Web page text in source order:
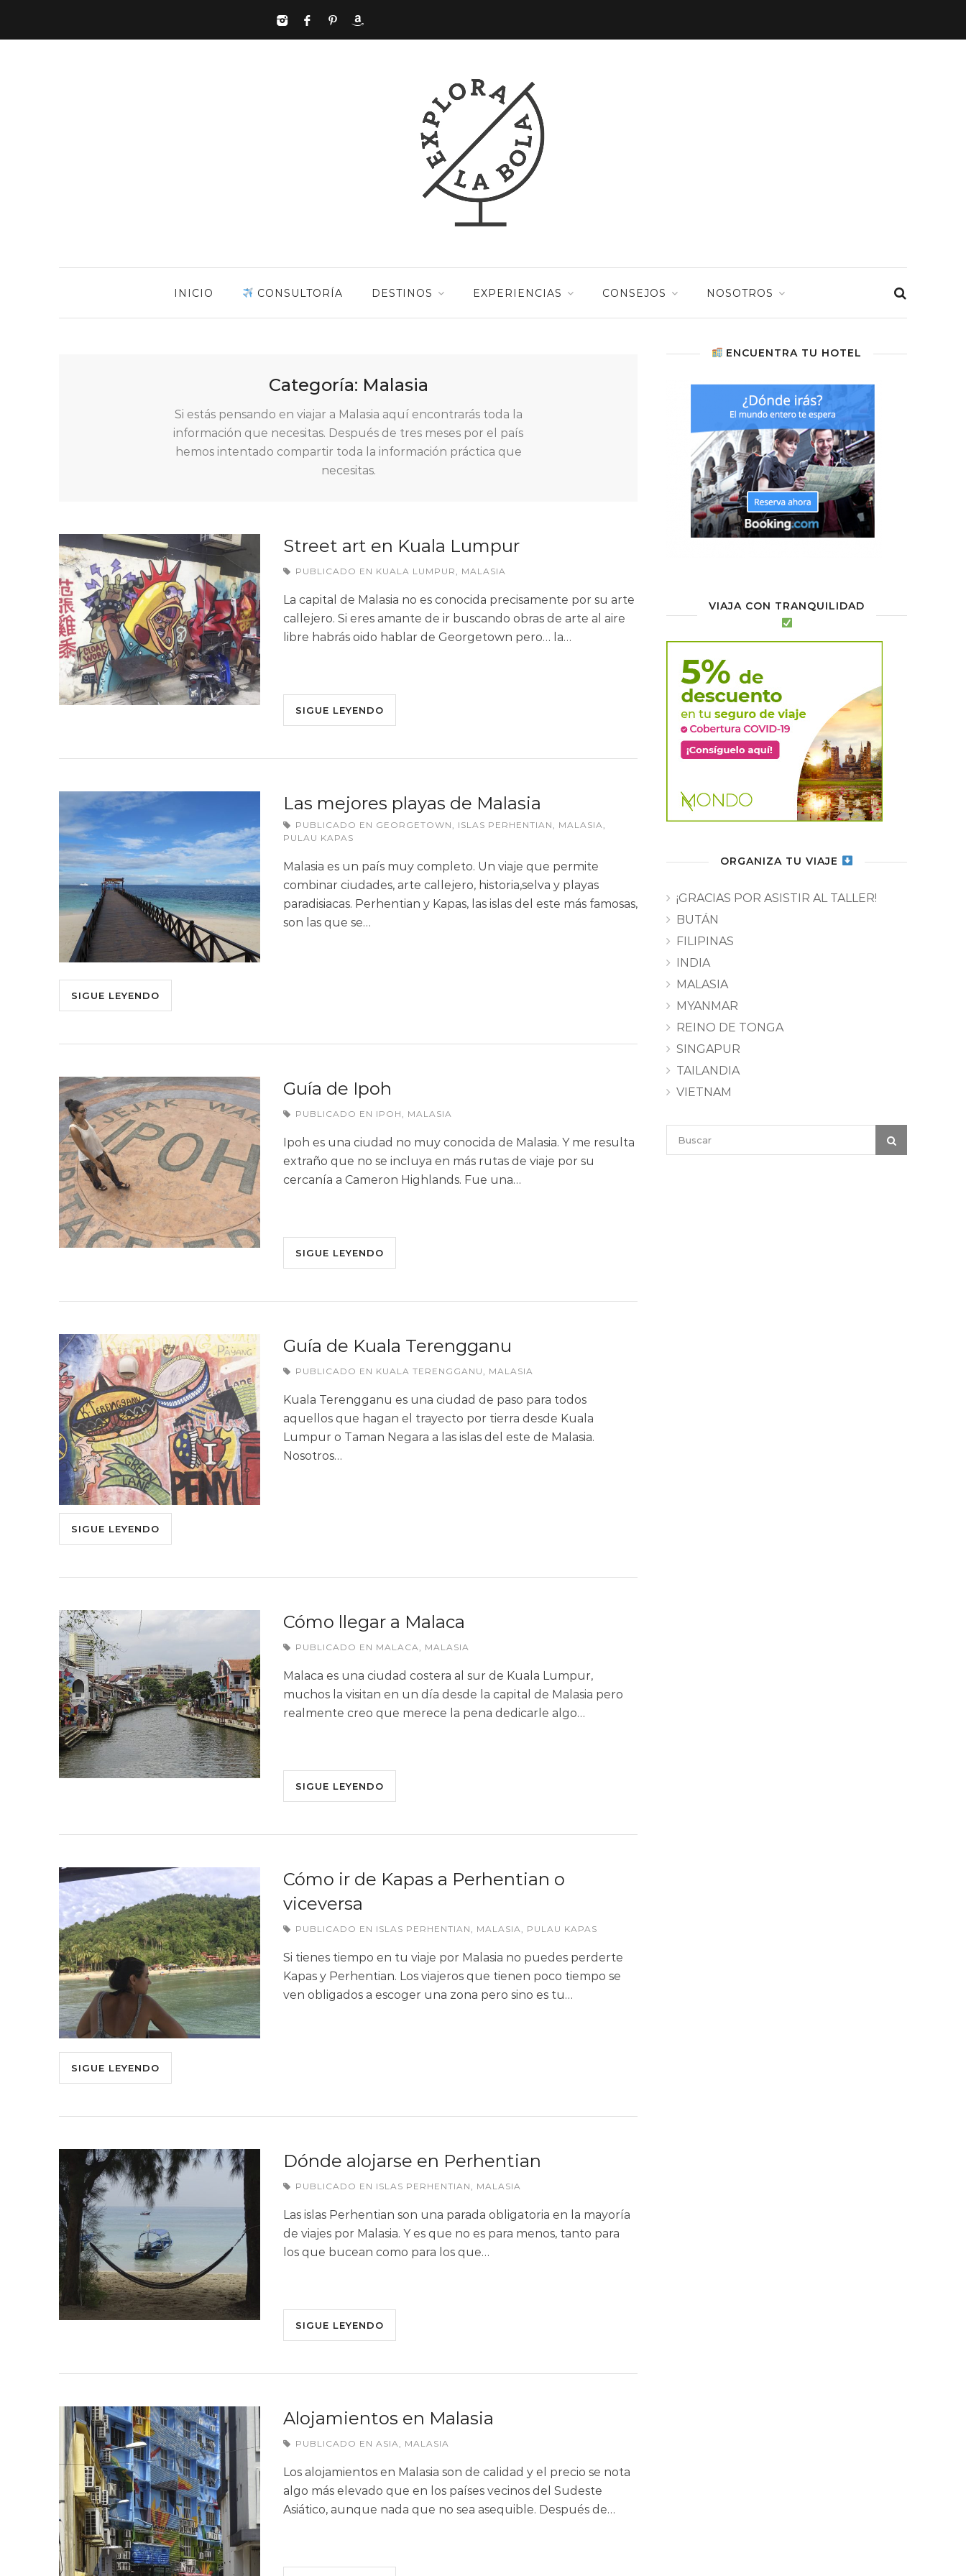
INICIO CONSULTORÍA DESTINOS EXPERIENCIAS CONSEJOS NOSOTROS
Categoría: Malasia
Si estás pensando en viajar a Malasia aquí encontrarás toda la
información que necesitas. Después de tres meses por el país
hemos intentado compartir toda la información práctica que
necesitas.
Street art en Kuala Lumpur
PUBLICADO EN KUALA LUMPUR , MALASIA
La capital de Malasia no es conocida precisamente por su arte
callejero. Si eres amante de ir buscando obras de arte al aire
libre habrás oido hablar de Georgetown pero… la…
SIGUE LEYENDO
Las mejores playas de Malasia
PUBLICADO EN GEORGETOWN , ISLAS PERHENTIAN , MALASIA,
PULAU KAPAS
Malasia es un país muy completo. Un viaje que permite
combinar ciudades, arte callejero, historia,selva y playas
paradisiacas. Perhentian y Kapas, las islas del este más famosas,
son las que se…
SIGUE LEYENDO
Guía de Ipoh
PUBLICADO EN IPOH , MALASIA
Ipoh es una ciudad no muy conocida de Malasia. Y me resulta
extraño que no se incluya en más rutas de viaje por su
cercanía a Cameron Highlands. Fue una…
SIGUE LEYENDO
Guía de Kuala Terengganu
PUBLICADO EN KUALA TERENGGANU , MALASIA
Kuala Terengganu es una ciudad de paso para todos
aquellos que hagan el trayecto por tierra desde Kuala
Lumpur o Taman Negara a las islas del este de Malasia.
Nosotros…
SIGUE LEYENDO
Cómo llegar a Malaca
PUBLICADO EN MALACA, MALASIA
Malaca es una ciudad costera al sur de Kuala Lumpur,
muchos la visitan en un día desde la capital de Malasia pero
realmente creo que merece la pena dedicarle algo…
SIGUE LEYENDO
Cómo ir de Kapas a Perhentian o
viceversa
PUBLICADO EN ISLAS PERHENTIAN , MALASIA, PULAU KAPAS
Si tienes tiempo en tu viaje por Malasia no puedes perderte
Kapas y Perhentian. Los viajeros que tienen poco tiempo se
ven obligados a escoger una zona pero sino es tu…
SIGUE LEYENDO
Dónde alojarse en Perhentian
PUBLICADO EN ISLAS PERHENTIAN , MALASIA
Las islas Perhentian son una parada obligatoria en la mayoría
de viajes por Malasia. Y es que no es para menos, tanto para
los que bucean como para los que…
SIGUE LEYENDO
Alojamientos en Malasia
PUBLICADO EN ASIA, MALASIA
Los alojamientos en Malasia son de calidad y el precio se nota
algo más elevado que en los países vecinos del Sudeste
Asiático, aunque nada que no sea asequible. Después de…
ENCUENTRA TU HOTEL
VIAJA CON TRANQUILIDAD
ORGANIZA TU VIAJE
¡GRACIAS POR ASISTIR AL TALLER!
BUTÁN
FILIPINAS
INDIA
MALASIA
MYANMAR
REINO DE TONGA
SINGAPUR
TAILANDIA
VIETNAM